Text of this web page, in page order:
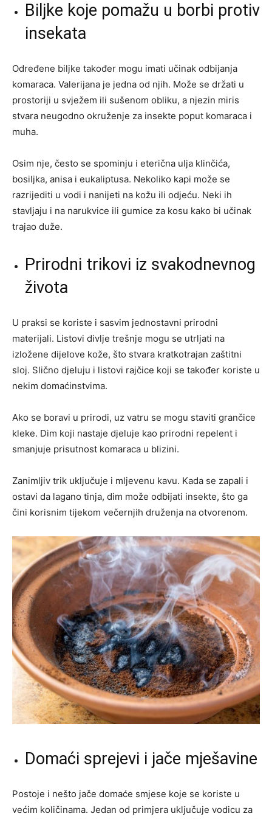
Biljke koje pomažu u borbi protiv
insekata
Određene biljke također mogu imati učinak odbijanja
komaraca. Valerijana je jedna od njih. Može se držati u
prostoriji u svježem ili sušenom obliku, a njezin miris
stvara neugodno okruženje za insekte poput komaraca i
muha.
Osim nje, često se spominju i eterična ulja klinčića,
bosiljka, anisa i eukaliptusa. Nekoliko kapi može se
razrijediti u vodi i nanijeti na kožu ili odjeću. Neki ih
stavljaju i na narukvice ili gumice za kosu kako bi učinak
trajao duže.
Prirodni trikovi iz svakodnevnog
života
U praksi se koriste i sasvim jednostavni prirodni
materijali. Listovi divlje trešnje mogu se utrljati na
izložene dijelove kože, što stvara kratkotrajan zaštitni
sloj. Slično djeluju i listovi rajčice koji se također koriste u
nekim domaćinstvima.
Ako se boravi u prirodi, uz vatru se mogu staviti grančice
kleke. Dim koji nastaje djeluje kao prirodni repelent i
smanjuje prisutnost komaraca u blizini.
Zanimljiv trik uključuje i mljevenu kavu. Kada se zapali i
ostavi da lagano tinja, dim može odbijati insekte, što ga
čini korisnim tijekom večernjih druženja na otvorenom.
Domaći sprejevi i jače mješavine
Postoje i nešto jače domaće smjese koje se koriste u
većim količinama. Jedan od primjera uključuje vodicu za